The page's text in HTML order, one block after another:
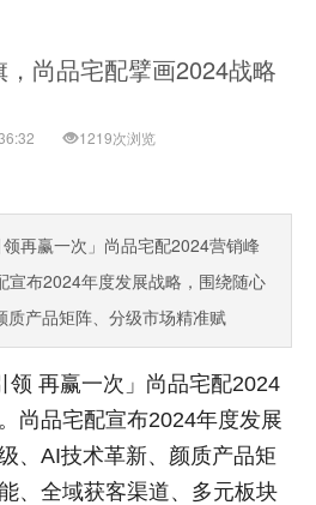
尚品宅配擘画2024战略
1219次浏览
再赢一次」尚品宅配2024营销峰
宣布2024年度发展战略，围绕随心
质产品矩阵、分级市场精准赋
领 再赢一次」尚品宅配2024
尚品宅配宣布2024年度发展
、AI技术革新、颜质产品矩
、全域获客渠道、多元板块